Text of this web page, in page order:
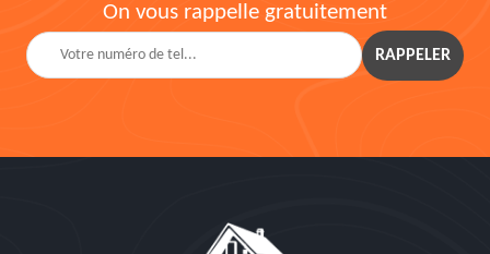
On vous rappelle gratuitement